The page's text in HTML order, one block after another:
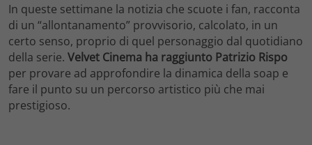
In queste settimane la notizia che scuote i fan, racconta
di un “allontanamento” provvisorio, calcolato, in un
certo senso, proprio di quel personaggio dal quotidiano
della serie. Velvet Cinema ha raggiunto Patrizio Rispo
per provare ad approfondire la dinamica della soap e
fare il punto su un percorso artistico più che mai
prestigioso.